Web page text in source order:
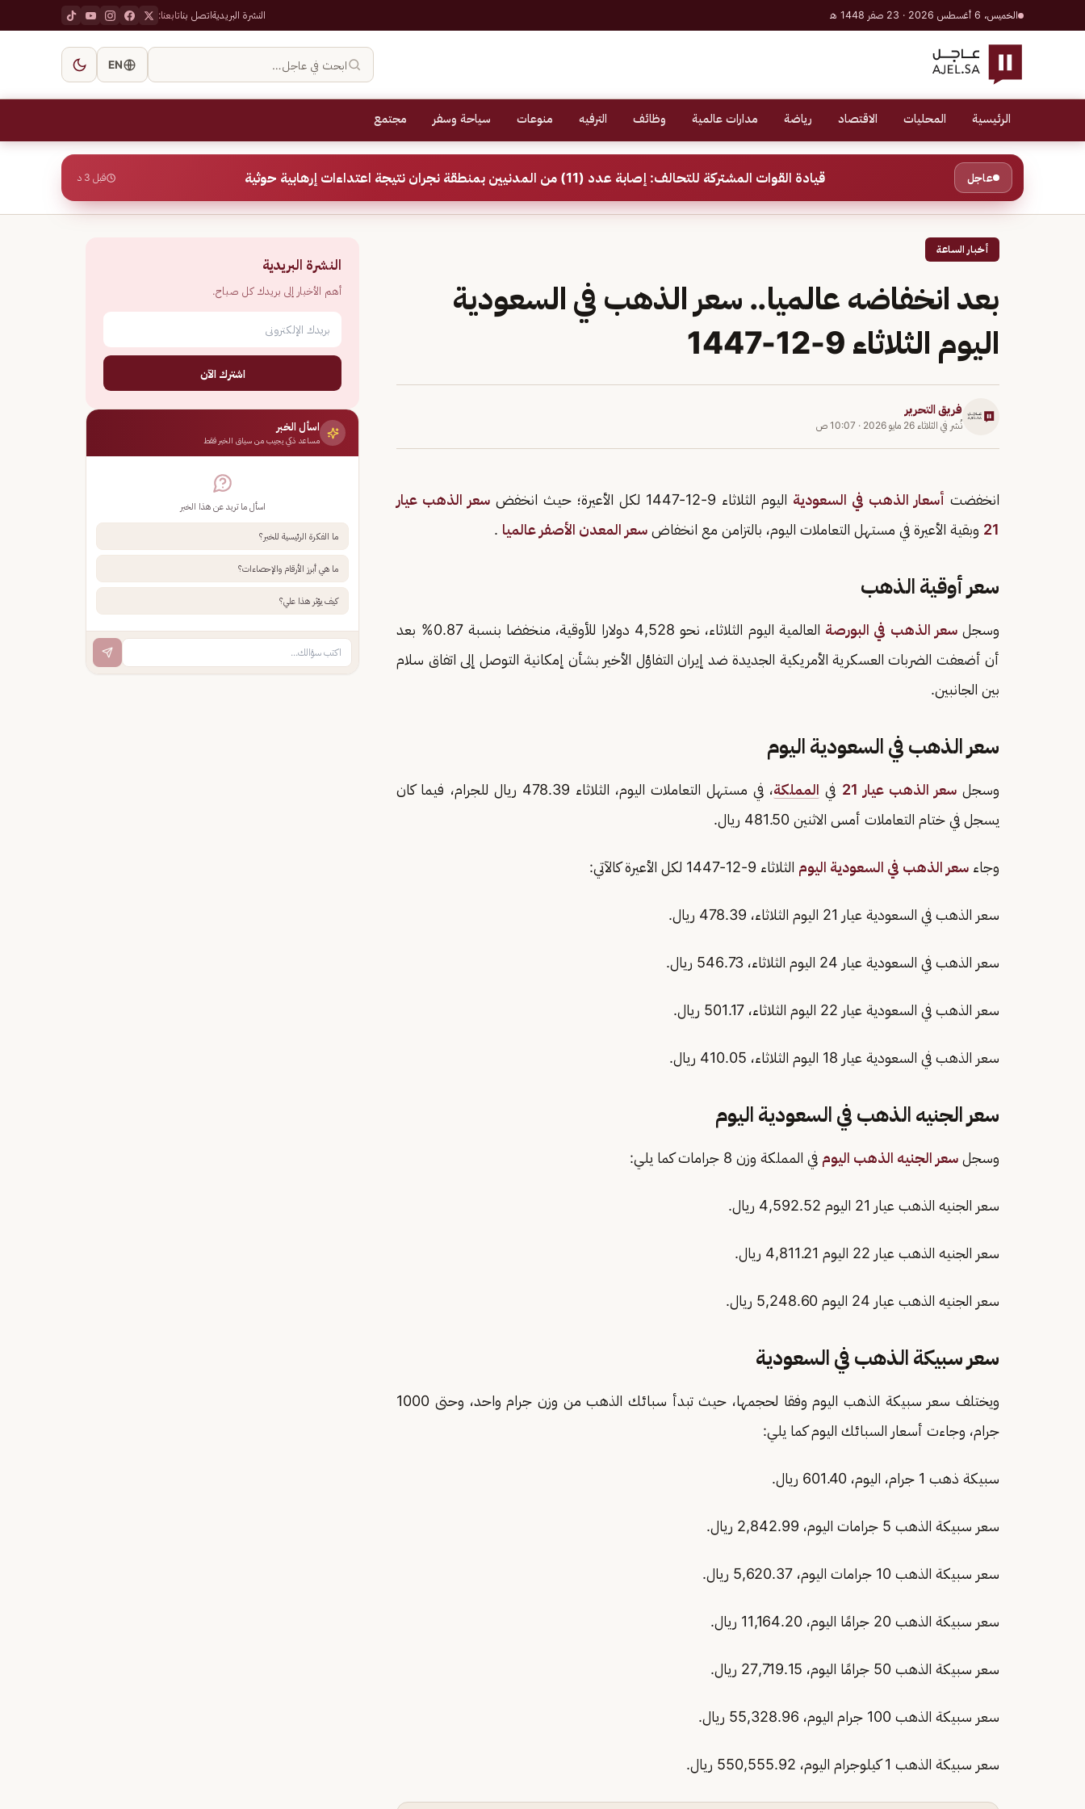
الخميس، 6 أغسطس 2026 · 23 صفر 1448 هـ النشرة البريديةاتصل بناتابعنا:
ابحث في عاجل… EN
الرئيسية المحليات الاقتصاد رياضة مدارات عالمية وظائف الترفيه منوعات سياحة وسفر مجتمع
عاجل قيادة القوات المشتركة للتحالف: إصابة عدد (11) من المدنيين بمنطقة نجران نتيجة اعتداءات إرهابية حوثية قبل 3 د
أخبار الساعة
بعد انخفاضه عالميا.. سعر الذهب في السعودية
اليوم الثلاثاء 9-12-1447
فريق التحرير
نُشر في الثلاثاء 26 مايو 2026 · 10:07 ص
انخفضت أسعار الذهب في السعودية اليوم الثلاثاء 9-12-1447 لكل الأعيرة؛ حيث انخفض
سعر الذهب عيار
21 وبقية الأعيرة في مستهل التعاملات اليوم، بالتزامن مع انخفاض سعر المعدن الأصفر عالميا .
سعر أوقية الذهب
وسجلسعر الذهب في البورصة
العالمية اليوم الثلاثاء، نحو 4,528 دولارا للأوقية، منخفضا بنسبة 0.87% بعد
أن أضعفت الضربات العسكرية الأمريكية الجديدة ضد إيران التفاؤل الأخير بشأن إمكانية التوصل إلى اتفاق سلام
بين الجانبين.
سعر الذهب في السعودية اليوم
وسجلسعر الذهب عيار 21 في المملكة
، في مستهل التعاملات اليوم، الثلاثاء 478.39 ريال للجرام، فيما كان
يسجل في ختام التعاملات أمس الاثنين 481.50 ريال.
وجاء سعر الذهب في السعودية اليوم الثلاثاء 9-12-1447 لكل الأعيرة كالآتي:
سعر الذهب في السعودية عيار 21 اليوم الثلاثاء، 478.39 ريال.
سعر الذهب في السعودية عيار 24 اليوم الثلاثاء، 546.73 ريال.
سعر الذهب في السعودية عيار 22 اليوم الثلاثاء، 501.17 ريال.
سعر الذهب في السعودية عيار 18 اليوم الثلاثاء، 410.05 ريال.
سعر الجنيه الذهب في السعودية اليوم
وسجل سعر الجنيه الذهب اليوم في المملكة وزن 8 جرامات كما يلي:
سعر الجنيه الذهب عيار 21 اليوم 4,592.52 ريال.
سعر الجنيه الذهب عيار 22 اليوم 4,811.21 ريال.
سعر الجنيه الذهب عيار 24 اليوم 5,248.60 ريال.
سعر سبيكة الذهب في السعودية
ويختلف سعر سبيكة الذهب اليوم وفقا لحجمها، حيث تبدأ سبائك الذهب من وزن جرام واحد، وحتى 1000
جرام، وجاءت أسعار السبائك اليوم كما يلي:
سبيكة ذهب 1 جرام، اليوم، 601.40 ريال.
سعر سبيكة الذهب 5 جرامات اليوم، 2,842.99 ريال.
سعر سبيكة الذهب 10 جرامات اليوم، 5,620.37 ريال.
سعر سبيكة الذهب 20 جرامًا اليوم، 11,164.20 ريال.
سعر سبيكة الذهب 50 جرامًا اليوم، 27,719.15 ريال.
سعر سبيكة الذهب 100 جرام اليوم، 55,328.96 ريال.
سعر سبيكة الذهب 1 كيلوجرام اليوم، 550,555.92 ريال.
النشرة البريدية
أهم الأخبار إلى بريدك كل صباح.
اشترك الآن
اسأل الخبر
مساعد ذكي يجيب من سياق الخبر فقط
اسأل ما تريد عن هذا الخبر
ما الفكرة الرئيسية للخبر؟
ما هي أبرز الأرقام والإحصاءات؟
كيف يؤثر هذا علي؟